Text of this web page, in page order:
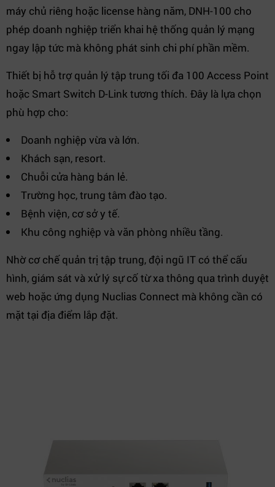
máy chủ riêng hoặc license hàng năm, DNH-100 cho
phép doanh nghiệp triển khai hệ thống quản lý mạng
ngay lập tức mà không phát sinh chi phí phần mềm.
Thiết bị hỗ trợ quản lý tập trung tối đa 100 Access Point
hoặc Smart Switch D-Link tương thích. Đây là lựa chọn
phù hợp cho:
Doanh nghiệp vừa và lớn.
Khách sạn, resort.
Chuỗi cửa hàng bán lẻ.
Trường học, trung tâm đào tạo.
Bệnh viện, cơ sở y tế.
Khu công nghiệp và văn phòng nhiều tầng.
Nhờ cơ chế quản trị tập trung, đội ngũ IT có thể cấu
hình, giám sát và xử lý sự cố từ xa thông qua trình duyệt
web hoặc ứng dụng Nuclias Connect mà không cần có
mặt tại địa điểm lắp đặt.